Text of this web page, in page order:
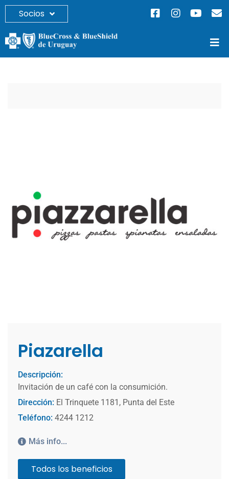
Socios
Piazarella
Descripción:
Invitación de un café con la consumición.
Dirección: El Trinquete 1181, Punta del Este
Teléfono: 4244 1212
Más info...
Todos los beneficios